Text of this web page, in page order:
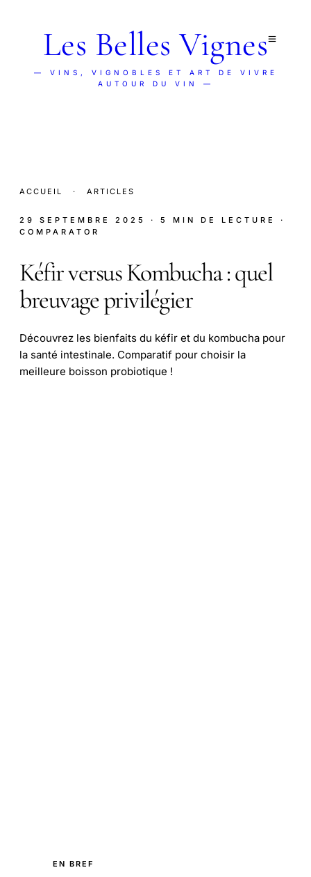
Les Belles Vignes
— VINS, VIGNOBLES ET ART DE VIVRE
AUTOUR DU VIN —
ACCUEIL · ARTICLES
29 SEPTEMBRE 2025 · 5 MIN DE LECTURE
·
COMPARATOR
Kéfir versus Kombucha : quel
breuvage privilégier
Découvrez les bienfaits du kéfir et du kombucha pour
la santé intestinale. Comparatif pour choisir la
meilleure boisson probiotique !
EN BREF